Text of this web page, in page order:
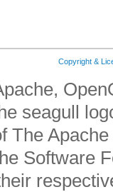
Copyright &
seagull
The
Software